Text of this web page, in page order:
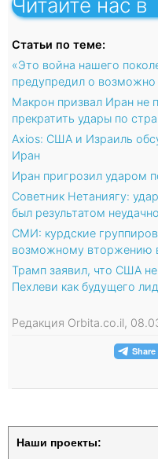
Читайте нас в
Статьи по теме:
«Это война нашего
предупредил о
Макрон призвал Иран не
прекратить удары по
Axios: США и Израиль
Иран
Иран пригрозил ударом
Советник Нетаниягу:
был результатом
СМИ: курдские
возможному вторжению
Трамп заявил, что США
Пехлеви как будущего
Редакция Orbita.co.il,
Наши проекты: